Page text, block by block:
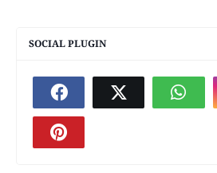
SOCIAL PLUGIN